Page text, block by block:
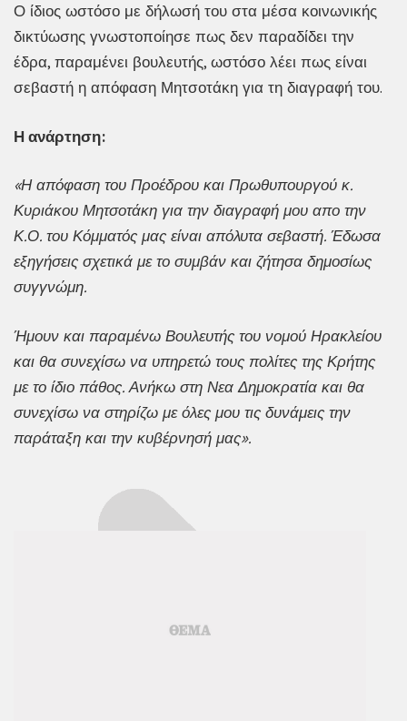
Ο ίδιος ωστόσο με δήλωσή του στα μέσα κοινωνικής
δικτύωσης γνωστοποίησε πως δεν παραδίδει την
έδρα, παραμένει βουλευτής, ωστόσο λέει πως είναι
σεβαστή η απόφαση Μητσοτάκη για τη διαγραφή του.
Η ανάρτηση:
«Η απόφαση του Προέδρου και Πρωθυπουργού κ.
Κυριάκου Μητσοτάκη για την διαγραφή μου απο την
Κ.Ο. του Κόμματός μας είναι απόλυτα σεβαστή. Έδωσα
εξηγήσεις σχετικά με το συμβάν και ζήτησα δημοσίως
συγγνώμη.
Ήμουν και παραμένω Βουλευτής του νομού Ηρακλείου
και θα συνεχίσω να υπηρετώ τους πολίτες της Κρήτης
με το ίδιο πάθος. Ανήκω στη Νεα Δημοκρατία και θα
συνεχίσω να στηρίζω με όλες μου τις δυνάμεις την
παράταξη και την κυβέρνησή μας».